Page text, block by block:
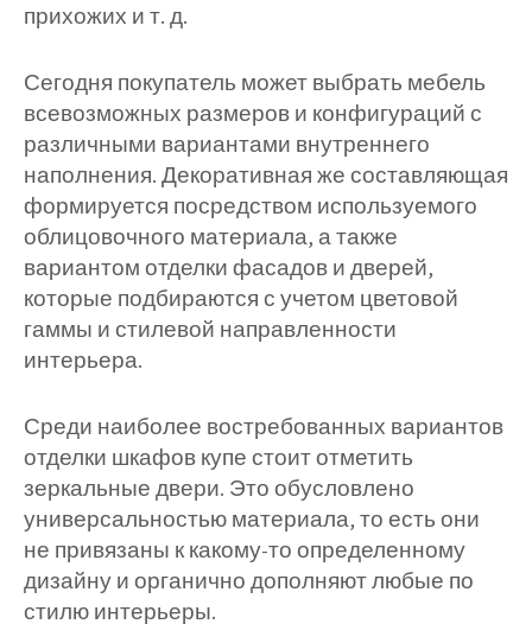
прихожих и т. д.
Сегодня покупатель может выбрать мебель
всевозможных размеров и конфигураций с
различными вариантами внутреннего
наполнения. Декоративная же составляющая
формируется посредством используемого
облицовочного материала, а также
вариантом отделки фасадов и дверей,
которые подбираются с учетом цветовой
гаммы и стилевой направленности
интерьера.
Среди наиболее востребованных вариантов
отделки шкафов купе стоит отметить
зеркальные двери. Это обусловлено
универсальностью материала, то есть они
не привязаны к какому-то определенному
дизайну и органично дополняют любые по
стилю интерьеры.